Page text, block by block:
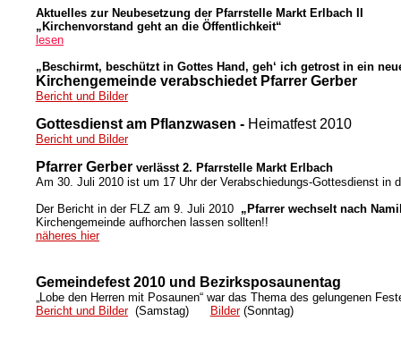
Aktuelles zur Neubesetzung der Pfarrstelle Markt Erlbach II
„Kirchenvorstand geht an die Öffentlichkeit“
lesen
„Beschirmt, beschützt in Gottes Hand, geh‘ ich getrost in ein
Kirchengemeinde verabschiedet Pfarrer Gerber
Bericht und Bilder
Gottesdienst am Pflanzwasen - Heimatfest 2010
Bericht und Bilder
Pfarrer Gerber verlässt 2. Pfarrstelle Markt Erlbach
Am 30. Juli 2010 ist um 17 Uhr der Verabschiedungs-Gottesdienst in
Der Bericht in der FLZ am 9. Juli 2010 „Pfarrer wechselt nach
Kirchengemeinde aufhorchen lassen sollten!!
näheres hier
Gemeindefest 2010 und Bezirksposaunentag
„Lobe den Herren mit Posaunen“ war das Thema des gelungenen
Bericht und Bilder (Samstag) Bilder (Sonntag)